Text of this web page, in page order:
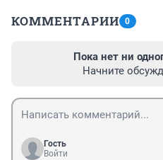
КОММЕНТАРИИ 0
Пока нет ни
Начните
Гость
Войти